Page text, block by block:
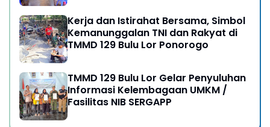
Kerja dan Istirahat Bersama, Simbol
Kemanunggalan TNI dan Rakyat di
TMMD 129 Bulu Lor Ponorogo
TMMD 129 Bulu Lor Gelar Penyuluhan
Informasi Kelembagaan UMKM /
Fasilitas NIB SERGAPP